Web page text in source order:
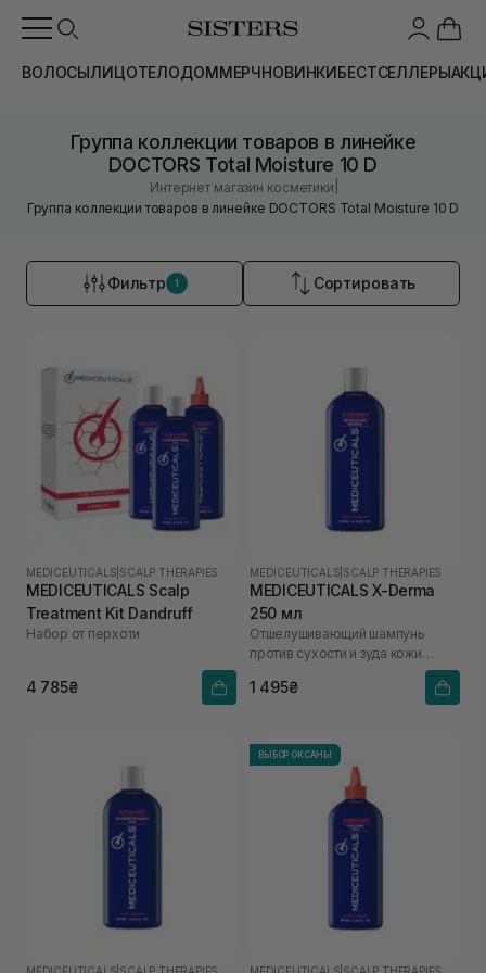
ВОЛОСЫЛИЦОТЕЛОДОММЕРЧНОВИНКИБЕСТСЕЛЛЕРЫ
Группа коллекции товаров в линейке
DOCTORS Total Moisture 10 D
Интернет магазин косметики
Группа коллекции товаров в линейке DOCTORS Total Moisture 10 D
Фильтр 1 Сортировать
MEDICEUTICALS SCALP THERAPIES
MEDICEUTICALS Scalp
Treatment Kit Dandruff
Набор от перхоти
4 785₴
MEDICEUTICALS SCALP THERAPIES
MEDICEUTICALS X-Derma
250 мл
Отшелушивающий шампунь
против сухости и зуда кожи
чувствительной кожи головы
1 495₴
ВЫБОР ОКСАНЫ